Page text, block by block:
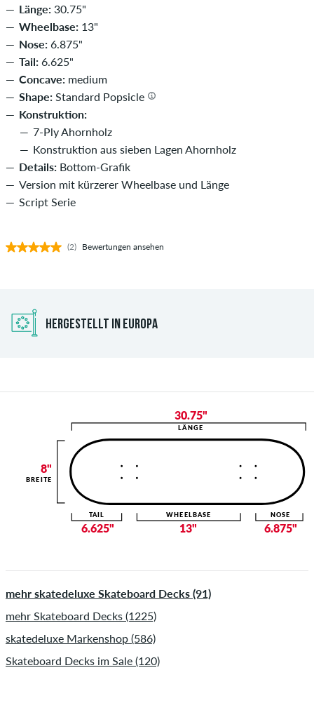
Länge: 30.75"
Wheelbase: 13"
Nose: 6.875"
Tail: 6.625"
Concave: medium
Shape: Standard Popsicle
Konstruktion:
7-Ply Ahornholz
Konstruktion aus sieben Lagen Ahornholz
Details: Bottom-Grafik
Version mit kürzerer Wheelbase und Länge
Script Serie
(2) Bewertungen ansehen
HERGESTELLT IN EUROPA
mehr skatedeluxe Skateboard Decks (91)
mehr Skateboard Decks (1225)
skatedeluxe Markenshop (586)
Skateboard Decks im Sale (120)
30.75"
LÄNGE
13"
WHEELBASE
6.875"
NOSE
6.625"
TAIL
8"
BREITE